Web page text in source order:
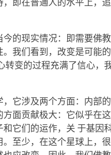
即在普通人的水平上，
的现实情况：即需要佛
我们看到，改变是可能的
转变的过程充满了信心，
它涉及两个方面：内部
面贡献极大：它似乎在
它们的运作，关 于基因
至少，在这个星球上，